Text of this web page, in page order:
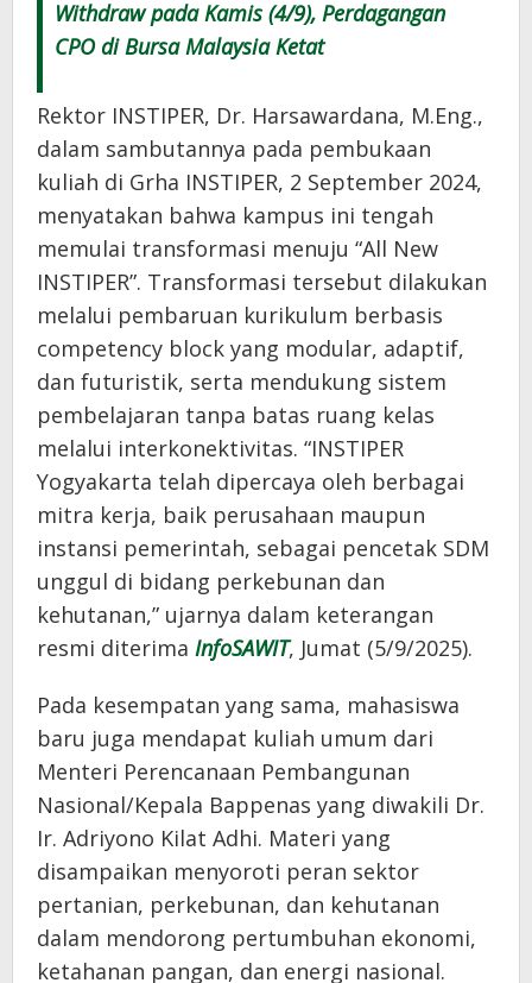
Withdraw pada Kamis (4/9), Perdagangan
CPO di Bursa Malaysia Ketat
Rektor INSTIPER, Dr. Harsawardana, M.Eng.,
dalam sambutannya pada pembukaan
kuliah di Grha INSTIPER, 2 September 2024,
menyatakan bahwa kampus ini tengah
memulai transformasi menuju “All New
INSTIPER”. Transformasi tersebut dilakukan
melalui pembaruan kurikulum berbasis
competency block yang modular, adaptif,
dan futuristik, serta mendukung sistem
pembelajaran tanpa batas ruang kelas
melalui interkonektivitas. “INSTIPER
Yogyakarta telah dipercaya oleh berbagai
mitra kerja, baik perusahaan maupun
instansi pemerintah, sebagai pencetak SDM
unggul di bidang perkebunan dan
kehutanan,” ujarnya dalam keterangan
resmi diterima InfoSAWIT, Jumat (5/9/2025).
Pada kesempatan yang sama, mahasiswa
baru juga mendapat kuliah umum dari
Menteri Perencanaan Pembangunan
Nasional/Kepala Bappenas yang diwakili Dr.
Ir. Adriyono Kilat Adhi. Materi yang
disampaikan menyoroti peran sektor
pertanian, perkebunan, dan kehutanan
dalam mendorong pertumbuhan ekonomi,
ketahanan pangan, dan energi nasional.